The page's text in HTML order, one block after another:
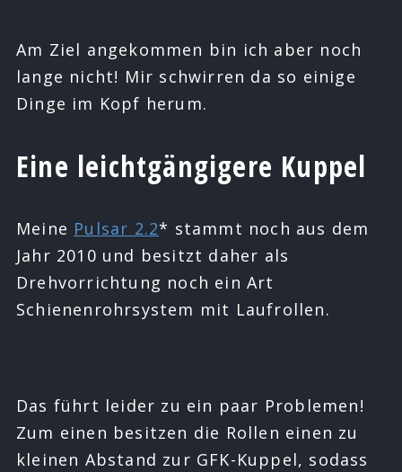
Am Ziel angekommen bin ich aber noch
lange nicht! Mir schwirren da so einige
Dinge im Kopf herum.
Eine leichtgängigere Kuppel
Meine Pulsar 2.2* stammt noch aus dem
Jahr 2010 und besitzt daher als
Drehvorrichtung noch ein Art
Schienenrohrsystem mit Laufrollen.
Das führt leider zu ein paar Problemen!
Zum einen besitzen die Rollen einen zu
kleinen Abstand zur GFK-Kuppel, sodass